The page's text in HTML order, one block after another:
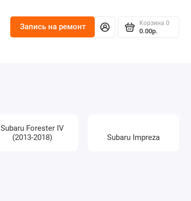
Запись на ремонт Корзина 0
0.00р.
Subaru Forester IV
(2013-2018)
Subaru Impreza